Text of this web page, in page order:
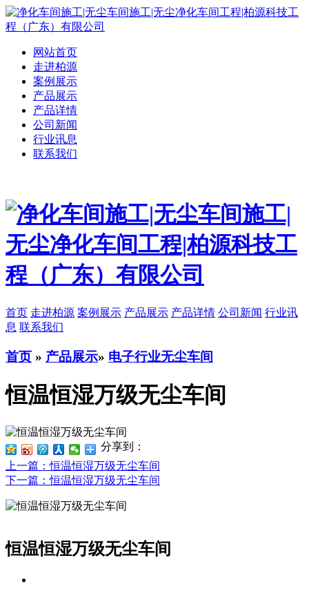
网站首页
走进柏源
案例展示
产品展示
产品详情
公司新闻
行业讯息
联系我们
首页 走进柏源 案例展示 产品展示 产品详情 公司新闻 行业讯
息 联系我们
首页 » 产品展示» 电子行业无尘车间
恒温恒湿万级无尘车间
分享到：
上一篇 ：恒温恒湿万级无尘车间
下一篇 ：恒温恒湿万级无尘车间
恒温恒湿万级无尘车间